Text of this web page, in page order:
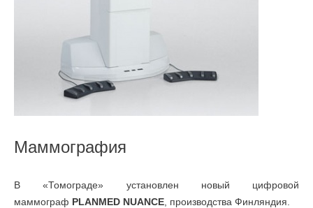
Маммография
В «Томограде» установлен новый цифровой
маммограф PLANMED NUANCE , производства Финляндия.